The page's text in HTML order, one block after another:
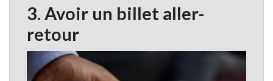
3. Avoir un billet aller-
retour